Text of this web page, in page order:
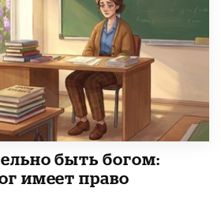
быть богом:
имеет право